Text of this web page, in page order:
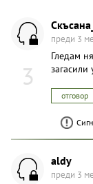
3
преди 3
Гледам
отговор
aldy
преди 3